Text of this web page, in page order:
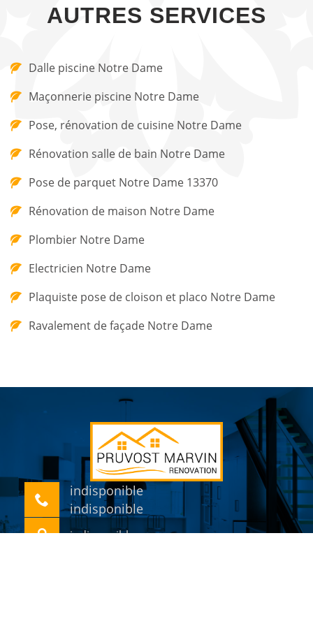
AUTRES SERVICES
Dalle piscine Notre Dame
Maçonnerie piscine Notre Dame
Pose, rénovation de cuisine Notre Dame
Rénovation salle de bain Notre Dame
Pose de parquet Notre Dame 13370
Rénovation de maison Notre Dame
Plombier Notre Dame
Electricien Notre Dame
Plaquiste pose de cloison et placo Notre Dame
Ravalement de façade Notre Dame
indisponible
indisponible
indisponible